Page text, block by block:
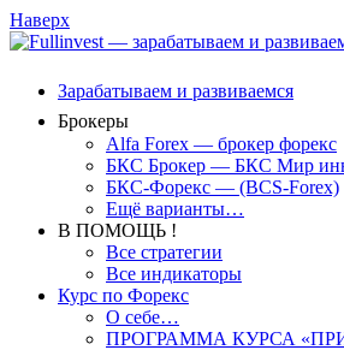
Наверх
Зарабатываем и развиваемся
Брокеры
Alfa Forex — брокер форекс
БКС Брокер — БКС Мир
БКС-Форекс — (BCS-Forex)
Ещё варианты…
В ПОМОЩЬ !
Все стратегии
Все индикаторы
Курс по Форекс
О себе…
ПРОГРАММА КУРСА